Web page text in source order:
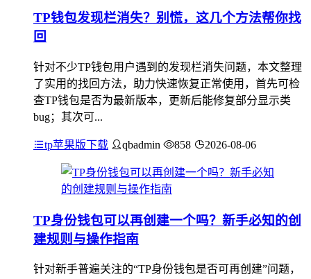
TP钱包发现栏消失？别慌，这几个方法帮你找
回
针对不少TP钱包用户遇到的发现栏消失问题，本文整理
了实用的找回方法，助力快速恢复正常使用，首先可检
查TP钱包是否为最新版本，更新后能修复部分显示类
bug；其次可...
tp苹果版下载 qbadmin 858 2026-08-06
TP身份钱包可以再创建一个吗？新手必知的创
建规则与操作指南
针对新手普遍关注的“TP身份钱包是否可再创建”问题，